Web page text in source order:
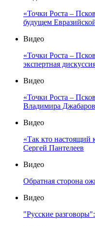
«Точки Роста –
будущем
Видео
«Точки Роста –
экспертная
Видео
«Точки Роста –
Владимира
Видео
«Так кто настоящий
Сергей Пантелеев
Видео
Обратная сторона
Видео
"Русские